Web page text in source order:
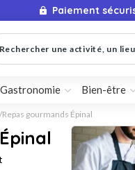
Paiement
Rechercher une activité, un
Gastronomie Bien-être
Repas gourmands Épinal